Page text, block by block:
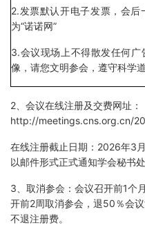
2.发票默认开电子发票，会
为“诺诺网”
3.会议现场上不得散发任何
像，请您文明参会，遵守科学道
2、会议在线注册及交费网址：
http://meetings.cns.org.cn/
在线注册截止日期：2026年3
以邮件形式正式通知学会秘书
3、取消参会：会议召开前1个
开前2周取消参会，退50％会
不退注册费。